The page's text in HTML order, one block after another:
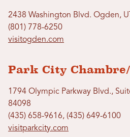
2438 Washington Blvd. Ogden,
(801) 778-6250
visitogden.com
Park City
1794 Olympic Parkway Blvd.,
84098
(435) 658-9616, (435) 649-6100
visitparkcity.com